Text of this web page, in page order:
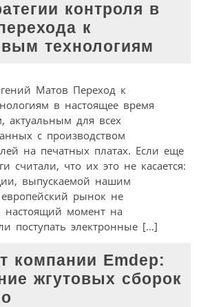
контроля в
к
технологиям
Матов Переход к
в настоящее время
актуальным для всех
с производством
на печатных платах. Если еще
считали, что их это не касается:
выпускаемой нашим
рынок не
настоящий момент на
поступать электронные […]
компании Emdep:
жгутовых сборок